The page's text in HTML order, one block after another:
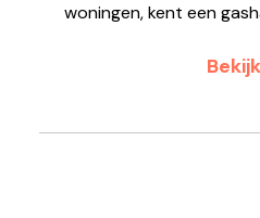
woningen, kent een
Bekijk